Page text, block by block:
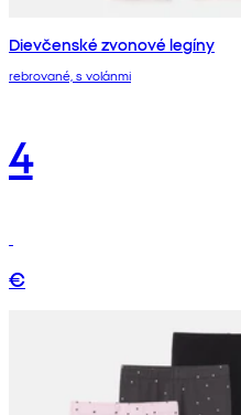
Dievčenské zvonové legíny
rebrované, s volánmi
4
€